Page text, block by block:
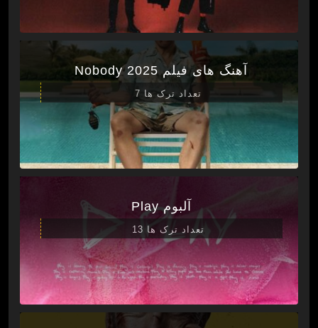
آهنگ های فیلم Nobody 2025
تعداد ترک ها 7
آلبوم Play
تعداد ترک ها 13